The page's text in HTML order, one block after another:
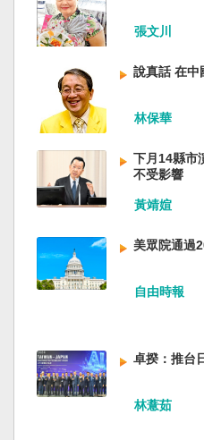
近平思想嗎？ 最後一句
項。」這是每次外媒最
洗了多少人？這為習近
大續任鋪平道路。據統
名中央委員被官方宣布
職務。另外還有「失蹤
領銜的是兩名政治局委
新疆黨委書記馬興瑞。
席何衛東、原軍委委員
立、原軍委政治工作部
備發展部部長許學強、
前空軍政委郭普校、前
南部戰區司令員吳亞男
委鍾紹軍等。 黨政系統
天立、前內蒙古政府主
主席易會滿、前內蒙古
省委書記易煉紅、前應
張文川
說真話 在中
林保華
下月14縣市
不受影響
黃靖媗
美眾院通過
自由時報
卓揆：推台
林薏茹